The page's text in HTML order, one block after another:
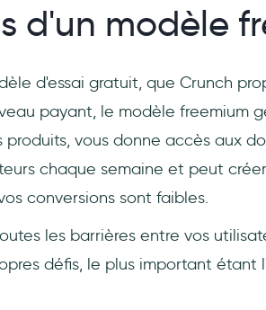
d'un modèle
d'essai gratuit, que Crunch
payant, le modèle freemium
produits, vous donne accès aux
chaque semaine et peut
conversions sont faibles.
les barrières entre vos
défis, le plus important étant